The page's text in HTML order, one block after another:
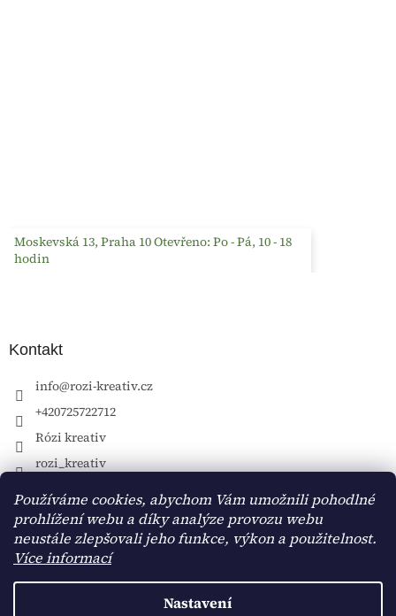
Používáme cookies, abychom Vám umožnili pohodlné
prohlížení webu a díky analýze provozu webu
neustále zlepšovali jeho funkce, výkon a použitelnost.
Více informací
Nastavení
Moskevská 13, Praha 10 Otevřeno: Po - Pá, 10 - 18
hodin
Kontakt
info@rozi-kreativ.cz
+420725722712
Rózi kreativ
rozi_kreativ
Vytvořil Shoptet